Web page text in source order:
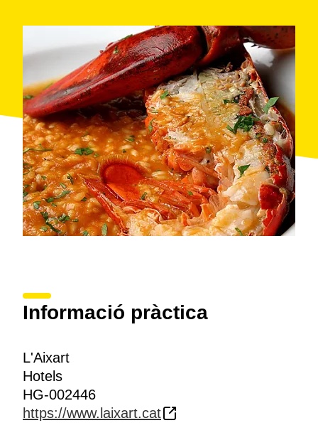
Informació pràctica
L'Aixart
Hotels
HG-002446
https://www.laixart.cat